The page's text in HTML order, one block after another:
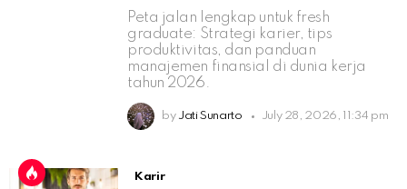
Peta jalan lengkap untuk fresh
graduate: Strategi karier, tips
produktivitas, dan panduan
manajemen finansial di dunia kerja
tahun 2026.
by Jati Sunarto July 28, 2026, 11:34 pm
Karir